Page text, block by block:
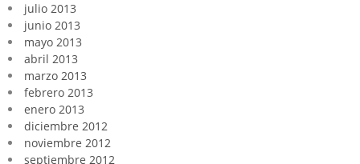
julio 2013
junio 2013
mayo 2013
abril 2013
marzo 2013
febrero 2013
enero 2013
diciembre 2012
noviembre 2012
septiembre 2012